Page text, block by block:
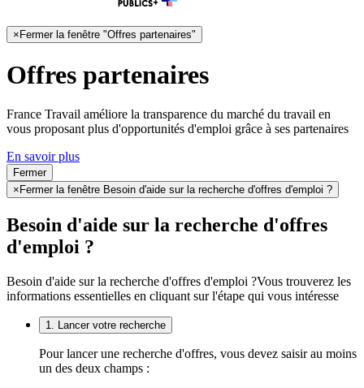
×Fermer la fenêtre "Offres partenaires"
Offres partenaires
France Travail améliore la transparence du marché du travail en
vous proposant plus d'opportunités d'emploi grâce à ses partenaires
En savoir plus
Fermer
× Fermer la fenêtre Besoin d'aide sur la recherche d'offres d'emploi ?
Besoin d'aide sur la recherche d'offres
d'emploi ?
Besoin d'aide sur la recherche d'offres d'emploi ?Vous trouverez les
informations essentielles en cliquant sur l'étape qui vous intéresse
1. Lancer votre recherche
Pour lancer une recherche d'offres, vous devez saisir au moins
un des deux champs :